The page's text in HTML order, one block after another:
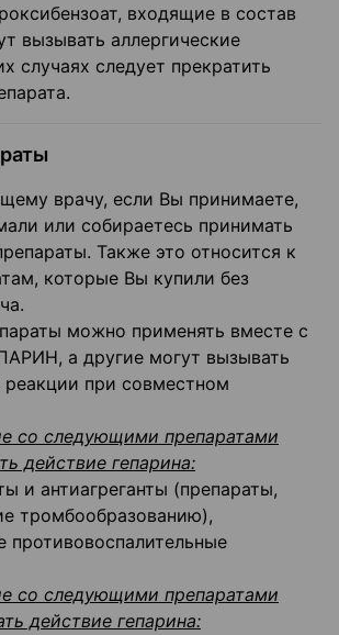
входящие в состав
вызывать аллергические
случаях следует прекратить
врачу, если Вы принимаете,
или собираетесь принимать
Также это относится к
которые Вы купили без
можно применять вместе с
а другие могут вызывать
реакции при совместном
со следующими препаратами
действие гепарина:
и антиагреганты (препараты,
тромбообразованию),
противовоспалительные
со следующими препаратами
действие гепарина: